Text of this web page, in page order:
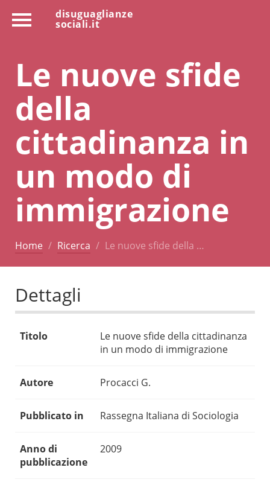
disuguaglianze
sociali.it
Le nuove sfide
della
cittadinanza in
un modo di
immigrazione
Home Ricerca Le nuove sfide della …
Dettagli
Titolo
Le nuove sfide della cittadinanza
in un modo di immigrazione
Autore Procacci G.
Pubblicato in Rassegna Italiana di Sociologia
Anno di
pubblicazione
2009